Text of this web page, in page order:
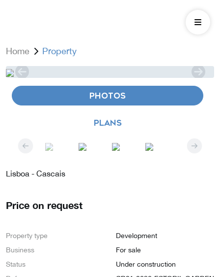
Home Property
PHOTOS
PLANS
Lisboa - Cascais
Price on request
Property type
Development
Business
For sale
Status
Under construction